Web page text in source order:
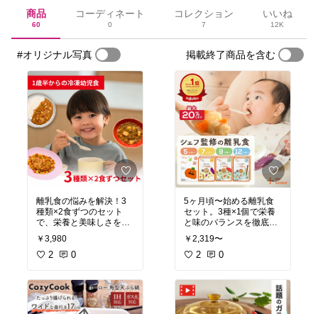
商品
60
コーディネート
0
コレクション
7
いいね
12K
#オリジナル写真 掲載終了商品を含む
離乳食の悩みを解決！3
種類×2食ずつのセット
で、栄養と美味しさを同
時にクリアできるよ☺️👏
￥3,980
2 0
5ヶ月頃〜始める離乳食
セット。3種×1個で栄養
と味のバランスを徹底追
求。今だけ特別価格＆ポ
イント15倍でお得にスタ
ートできるよ😆🙌
￥2,319〜
2 0